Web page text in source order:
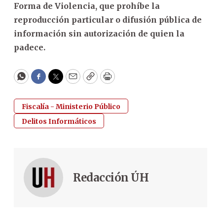
Forma de Violencia, que prohíbe la
reproducción particular o difusión pública de
información sin autorización de quien la
padece.
WhatsApp
Facebook
Twitter
EmailCopyPrint
Fiscalía - Ministerio Público
Delitos Informáticos
Redacción ÚH